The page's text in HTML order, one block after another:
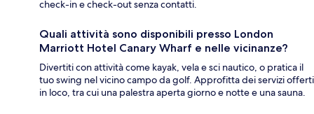
check-in e check-out senza contatti.
Quali attività sono disponibili presso London
Marriott Hotel Canary Wharf e nelle vicinanze?
Divertiti con attività come kayak, vela e sci nautico, o pratica il
tuo swing nel vicino campo da golf. Approfitta dei servizi offerti
in loco, tra cui una palestra aperta giorno e notte e una sauna.